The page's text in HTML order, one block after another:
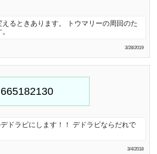
るときあります。 トウマリーの周回のた
3/28/2019
ドラビにします！！ デドラビならだれで
3/4/2018